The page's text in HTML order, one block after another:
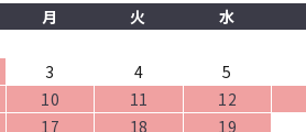
月 火 水
3 4 5
10 11 12
17 18 19